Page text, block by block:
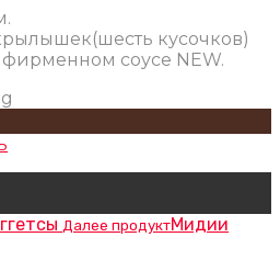
кусочков)
соусе NEW.
Далее продуктМидии